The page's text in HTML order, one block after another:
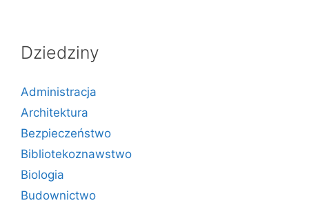
Dziedziny
Administracja
Architektura
Bezpieczeństwo
Bibliotekoznawstwo
Biologia
Budownictwo